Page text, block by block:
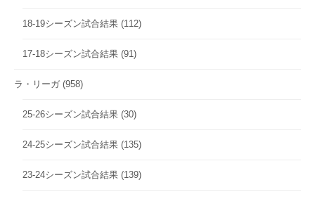
18-19シーズン試合結果 (112)
17-18シーズン試合結果 (91)
ラ・リーガ (958)
25-26シーズン試合結果 (30)
24-25シーズン試合結果 (135)
23-24シーズン試合結果 (139)